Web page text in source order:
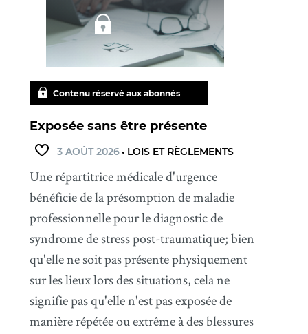
Contenu réservé aux abonnés
Exposée sans être présente
3 AOÛT 2026• LOIS ET RÈGLEMENTS
Une répartitrice médicale d'urgence
bénéficie de la présomption de maladie
professionnelle pour le diagnostic de
syndrome de stress post-traumatique; bien
qu'elle ne soit pas présente physiquement
sur les lieux lors des situations, cela ne
signifie pas qu'elle n'est pas exposée de
manière répétée ou extrême à des blessures